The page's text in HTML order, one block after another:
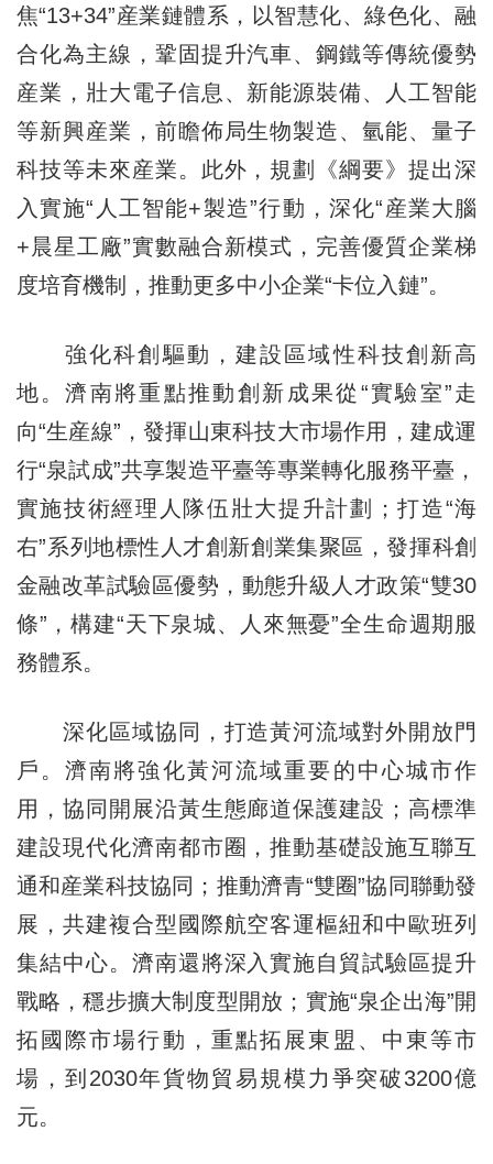
焦“13+34”産業鏈體系，以智慧化、綠色化、融
合化為主線，鞏固提升汽車、鋼鐵等傳統優勢
産業，壯大電子信息、新能源裝備、人工智能
等新興産業，前瞻佈局生物製造、氫能、量子
科技等未來産業。此外，規劃《綱要》提出深
入實施“人工智能+製造”行動，深化“産業大腦
+晨星工廠”實數融合新模式，完善優質企業梯
度培育機制，推動更多中小企業“卡位入鏈”。
強化科創驅動，建設區域性科技創新高
地。濟南將重點推動創新成果從“實驗室”走
向“生産線”，發揮山東科技大市場作用，建成運
行“泉試成”共享製造平臺等專業轉化服務平臺，
實施技術經理人隊伍壯大提升計劃；打造“海
右”系列地標性人才創新創業集聚區，發揮科創
金融改革試驗區優勢，動態升級人才政策“雙30
條”，構建“天下泉城、人來無憂”全生命週期服
務體系。
深化區域協同，打造黃河流域對外開放門
戶。濟南將強化黃河流域重要的中心城市作
用，協同開展沿黃生態廊道保護建設；高標準
建設現代化濟南都市圈，推動基礎設施互聯互
通和産業科技協同；推動濟青“雙圈”協同聯動發
展，共建複合型國際航空客運樞紐和中歐班列
集結中心。濟南還將深入實施自貿試驗區提升
戰略，穩步擴大制度型開放；實施“泉企出海”開
拓國際市場行動，重點拓展東盟、中東等市
場，到2030年貨物貿易規模力爭突破3200億
元。